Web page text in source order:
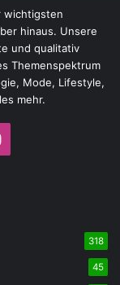
wichtigsten
hinaus. Unsere
und qualitativ
Themenspektrum
Mode, Lifestyle,
mehr.
Instagram
318
45